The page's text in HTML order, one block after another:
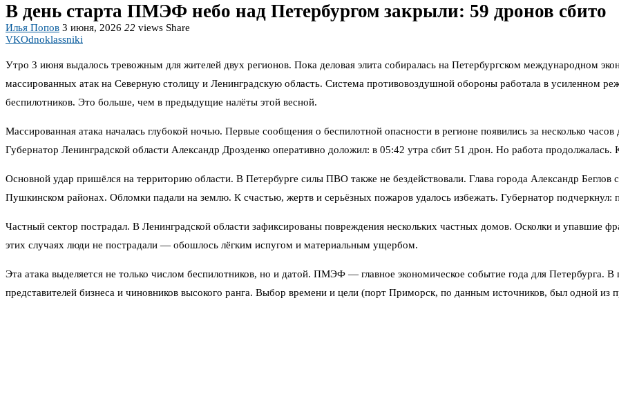
В день старта ПМЭФ небо над Петербургом закрыли: 59 дронов сбито
Илья Попов 3 июня, 2026 22 views Share
VKOdnoklassniki
Утро 3 июня выдалось тревожным для жителей двух регионов. Пока деловая элита собиралась на Петербургском международном
массированных атак на Северную столицу и Ленинградскую область. Система противовоздушной обороны работала в усиленном
беспилотников. Это больше, чем в предыдущие налёты этой весной.
Массированная атака началась глубокой ночью. Первые сообщения о беспилотной опасности в регионе появились за несколько
Губернатор Ленинградской области Александр Дрозденко оперативно доложил: в 05:42 утра сбит 51 дрон. Но работа
Основной удар пришёлся на территорию области. В Петербурге силы ПВО также не бездействовали. Глава города Александр
Пушкинском районах. Обломки падали на землю. К счастью, жертв и серьёзных пожаров удалось избежать. Губернатор подчеркнул:
Частный сектор пострадал. В Ленинградской области зафиксированы повреждения нескольких частных домов. Осколки и упавшие
этих случаях люди не пострадали — обошлось лёгким испугом и материальным ущербом.
Эта атака выделяется не только числом беспилотников, но и датой. ПМЭФ — главное экономическое событие года для Петербурга. В
представителей бизнеса и чиновников высокого ранга. Выбор времени и цели (порт Приморск, по данным источников, был одной из